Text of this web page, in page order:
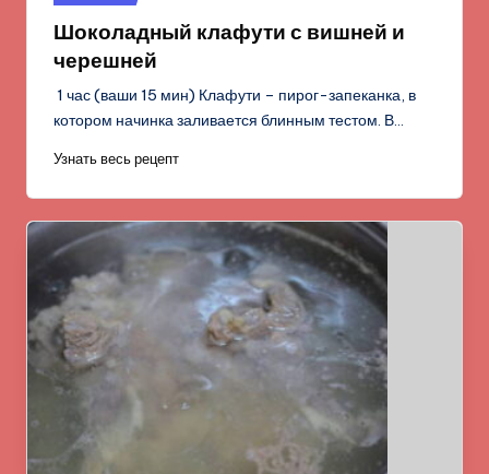
в
Шоколадный клафути с вишней и
черешней
1 час (ваши 15 мин) Клафути – пирог-запеканка, в
котором начинка заливается блинным тестом. В…
Узнать весь рецепт